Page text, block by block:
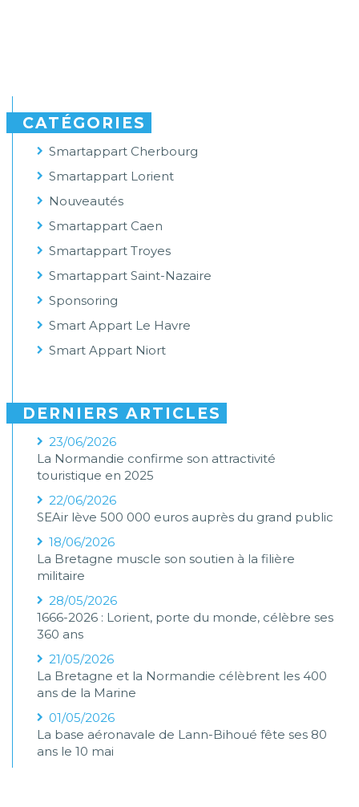
CATÉGORIES
Smartappart Cherbourg
Smartappart Lorient
Nouveautés
Smartappart Caen
Smartappart Troyes
Smartappart Saint-Nazaire
Sponsoring
Smart Appart Le Havre
Smart Appart Niort
DERNIERS ARTICLES
23/06/2026
La Normandie confirme son attractivité
touristique en 2025
22/06/2026
SEAir lève 500 000 euros auprès du grand public
18/06/2026
La Bretagne muscle son soutien à la filière
militaire
28/05/2026
1666-2026 : Lorient, porte du monde, célèbre ses
360 ans
21/05/2026
La Bretagne et la Normandie célèbrent les 400
ans de la Marine
01/05/2026
La base aéronavale de Lann-Bihoué fête ses 80
ans le 10 mai